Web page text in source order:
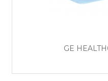
GE